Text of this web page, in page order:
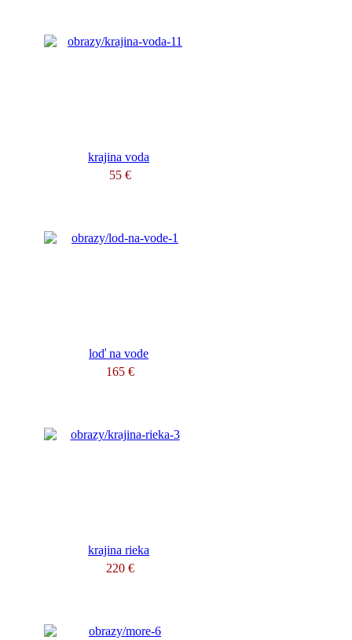
krajina voda
55 €
loď na vode
165 €
krajina rieka
220 €